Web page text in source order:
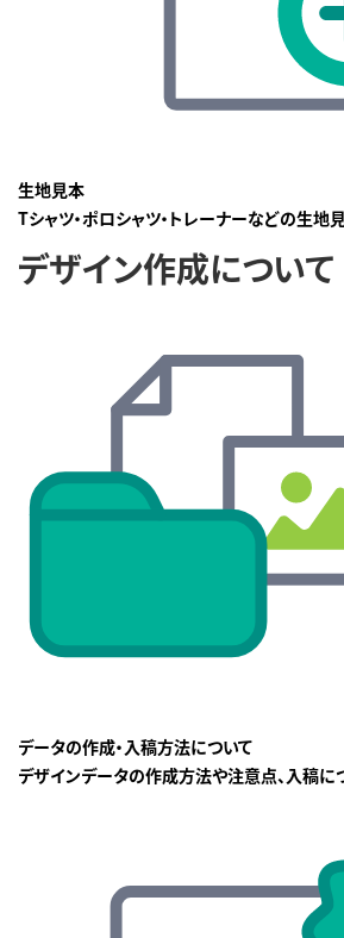
生地見本
Tシャツ・ポロシャツ・トレーナーなどの生地
デザイン作成について
データの作成・入稿方法について
デザインデータの作成方法や注意点、入稿に